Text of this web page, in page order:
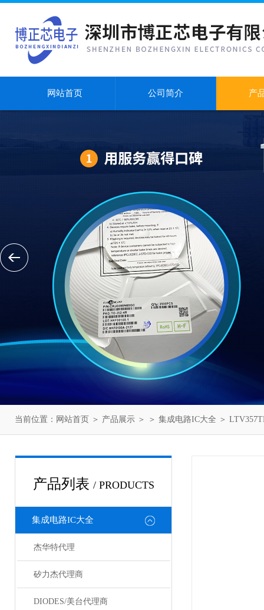
网站首页 公司简介 产
当前位置： 网站首页 ＞ 产品展示 ＞ ＞ 集成电路IC大全 ＞
产品列表 / PRODUCTS
集成电路IC大全
杰华特代理
矽力杰代理商
DIODES/美台代理商